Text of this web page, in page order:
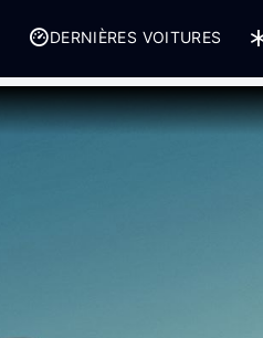
DERNIÈRES VOITURES